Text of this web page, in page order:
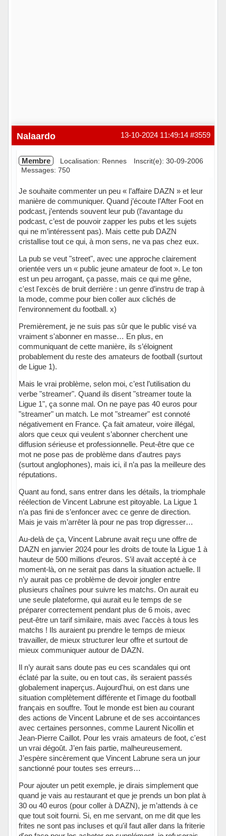
#3559
13-10-2024 11:49:14
Nalaardo
Membre Localisation: Rennes
Inscrit(e): 30-09-2006
Messages: 750
Je souhaite commenter un peu « l’affaire DAZN » et leur
manière de communiquer. Quand j’écoute l’After Foot en
podcast, j’entends souvent leur pub (l’avantage du
podcast, c’est de pouvoir zapper les pubs et les sujets
qui ne m’intéressent pas). Mais cette pub DAZN
cristallise tout ce qui, à mon sens, ne va pas chez eux.
La pub se veut "street", avec une approche clairement
orientée vers un « public jeune amateur de foot ». Le ton
est un peu arrogant, ça passe, mais ce qui me gêne,
c'est l'excès de bruit derrière : un genre d’instru de trap à
la mode, comme pour bien coller aux clichés de
l’environnement du football. x)
Premièrement, je ne suis pas sûr que le public visé va
vraiment s'abonner en masse… En plus, en
communiquant de cette manière, ils s’éloignent
probablement du reste des amateurs de football (surtout
de Ligue 1).
Mais le vrai problème, selon moi, c’est l’utilisation du
verbe "streamer". Quand ils disent "streamer toute la
Ligue 1", ça sonne mal. On ne paye pas 40 euros pour
"streamer" un match. Le mot "streamer" est connoté
négativement en France. Ça fait amateur, voire illégal,
alors que ceux qui veulent s’abonner cherchent une
diffusion sérieuse et professionnelle. Peut-être que ce
mot ne pose pas de problème dans d'autres pays
(surtout anglophones), mais ici, il n’a pas la meilleure des
réputations.
Quant au fond, sans entrer dans les détails, la triomphale
réélection de Vincent Labrune est pitoyable. La Ligue 1
n’a pas fini de s’enfoncer avec ce genre de direction.
Mais je vais m’arrêter là pour ne pas trop digresser…
Au-delà de ça, Vincent Labrune avait reçu une offre de
DAZN en janvier 2024 pour les droits de toute la Ligue 1 à
hauteur de 500 millions d’euros. S’il avait accepté à ce
moment-là, on ne serait pas dans la situation actuelle. Il
n’y aurait pas ce problème de devoir jongler entre
plusieurs chaînes pour suivre les matchs. On aurait eu
une seule plateforme, qui aurait eu le temps de se
préparer correctement pendant plus de 6 mois, avec
peut-être un tarif similaire, mais avec l’accès à tous les
matchs ! Ils auraient pu prendre le temps de mieux
travailler, de mieux structurer leur offre et surtout de
mieux communiquer autour de DAZN.
Il n’y aurait sans doute pas eu ces scandales qui ont
éclaté par la suite, ou en tout cas, ils seraient passés
globalement inaperçus. Aujourd'hui, on est dans une
situation complètement différente et l'image du football
français en souffre. Tout le monde est bien au courant
des actions de Vincent Labrune et de ses accointances
avec certaines personnes, comme Laurent Nicollin et
Jean-Pierre Caillot. Pour les vrais amateurs de foot, c'est
un vrai dégoût. J’en fais partie, malheureusement.
J’espère sincèrement que Vincent Labrune sera un jour
sanctionné pour toutes ses erreurs…
Pour ajouter un petit exemple, je dirais simplement que
quand je vais au restaurant et que je prends un bon plat à
30 ou 40 euros (pour coller à DAZN), je m’attends à ce
que tout soit fourni. Si, en me servant, on me dit que les
frites ne sont pas incluses et qu'il faut aller dans la friterie